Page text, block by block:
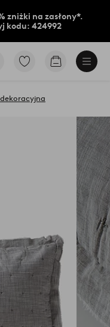
zniżki na zasłony*.
kodu: 424992
Przejdź
oznaczonych
Przejdź